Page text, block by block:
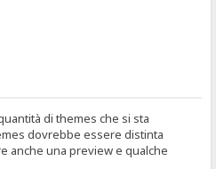
di themes che si sta
dovrebbe essere distinta
anche una preview e qualche